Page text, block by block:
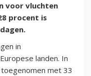
voor vluchten
procent is
in
landen. In
met 33